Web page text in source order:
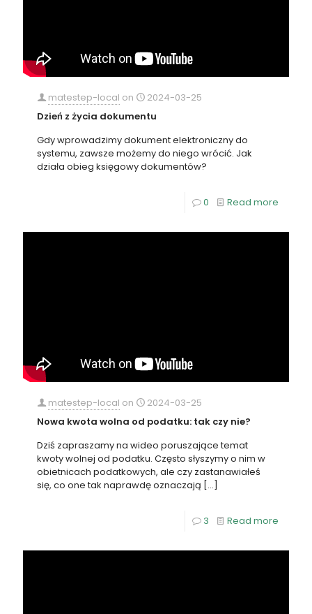
matestep-local on
2024-03-25
Dzień z życia dokumentu
Gdy wprowadzimy dokument elektroniczny do
systemu, zawsze możemy do niego wrócić. Jak
działa obieg księgowy dokumentów?
0 Read more
matestep-local on
2024-03-25
Nowa kwota wolna od podatku: tak czy nie?
Dziś zapraszamy na wideo poruszające temat
kwoty wolnej od podatku. Często słyszymy o nim w
obietnicach podatkowych, ale czy zastanawiałeś
się, co one tak naprawdę oznaczają […]
3 Read more